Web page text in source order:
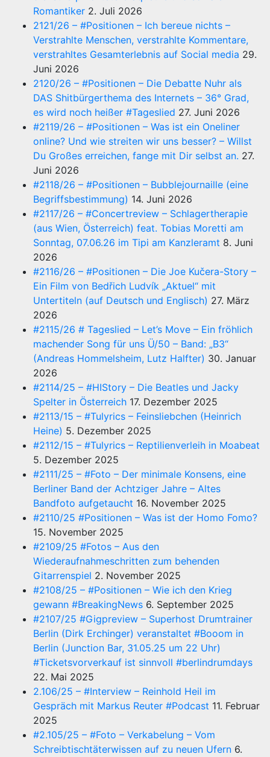
Romantiker 2. Juli 2026
2121/26 – #Positionen – Ich bereue nichts –
Verstrahlte Menschen, verstrahlte Kommentare,
verstrahltes Gesamterlebnis auf Social media 29.
Juni 2026
2120/26 – #Positionen – Die Debatte Nuhr als
DAS Shitbürgerthema des Internets – 36° Grad,
es wird noch heißer #Tageslied 27. Juni 2026
#2119/26 – #Positionen – Was ist ein Oneliner
online? Und wie streiten wir uns besser? – Willst
Du Großes erreichen, fange mit Dir selbst an. 27.
Juni 2026
#2118/26 – #Positionen – Bubblejournaille (eine
Begriffsbestimmung) 14. Juni 2026
#2117/26 – #Concertreview – Schlagertherapie
(aus Wien, Österreich) feat. Tobias Moretti am
Sonntag, 07.06.26 im Tipi am Kanzleramt 8. Juni
2026
#2116/26 – #Positionen – Die Joe Kučera-Story –
Ein Film von Bedřich Ludvík „Aktuel“ mit
Untertiteln (auf Deutsch und Englisch) 27. März
2026
#2115/26 # Tageslied – Let’s Move – Ein fröhlich
machender Song für uns Ü/50 – Band: „B3“
(Andreas Hommelsheim, Lutz Halfter) 30. Januar
2026
#2114/25 – #HIStory – Die Beatles und Jacky
Spelter in Österreich 17. Dezember 2025
#2113/15 – #Tulyrics – Feinsliebchen (Heinrich
Heine) 5. Dezember 2025
#2112/15 – #Tulyrics – Reptilienverleih in Moabeat
5. Dezember 2025
#2111/25 – #Foto – Der minimale Konsens, eine
Berliner Band der Achtziger Jahre – Altes
Bandfoto aufgetaucht 16. November 2025
#2110/25 #Positionen – Was ist der Homo Fomo?
15. November 2025
#2109/25 #Fotos – Aus den
Wiederaufnahmeschritten zum behenden
Gitarrenspiel 2. November 2025
#2108/25 – #Positionen – Wie ich den Krieg
gewann #BreakingNews 6. September 2025
#2107/25 #Gigpreview – Superhost Drumtrainer
Berlin (Dirk Erchinger) veranstaltet #Booom in
Berlin (Junction Bar, 31.05.25 um 22 Uhr)
#Ticketsvorverkauf ist sinnvoll #berlindrumdays
22. Mai 2025
2.106/25 – #Interview – Reinhold Heil im
Gespräch mit Markus Reuter #Podcast 11. Februar
2025
#2.105/25 – #Foto – Verkabelung – Vom
Schreibtischtäterwissen auf zu neuen Ufern 6.